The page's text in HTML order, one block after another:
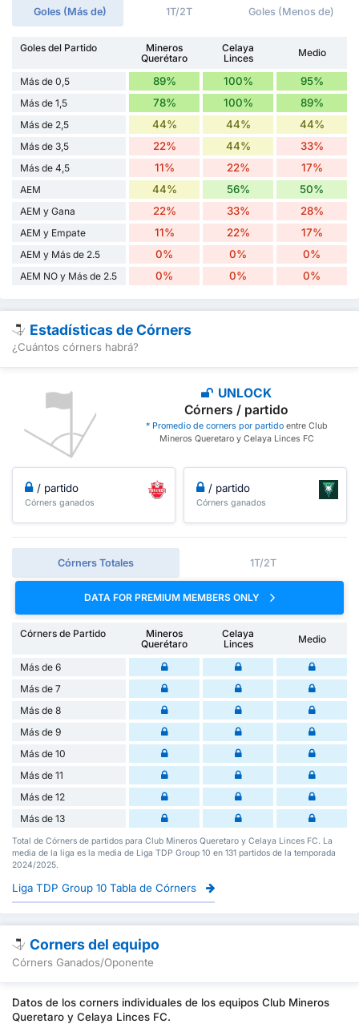
Goles (Más de) 1T/2T Goles (Menos de)
Goles del Partido
Mineros
Querétaro
Celaya
Linces
Medio
Más de 0,5 89% 100% 95%
Más de 1,5 78% 100% 89%
Más de 2,5 44% 44% 44%
Más de 3,5 22% 44% 33%
Más de 4,5 11% 22% 17%
AEM 44% 56% 50%
AEM y Gana 22% 33% 28%
AEM y Empate 11% 22% 17%
AEM y Más de 2.5 0% 0% 0%
AEM NO y Más de 2.5 0% 0% 0%
Estadísticas de Córners
¿Cuántos córners habrá?
UNLOCK
Córners / partido
* Promedio de corners por partidoentre Club
Mineros Queretaro y Celaya Linces FC
/ partido
Córners ganados
/ partido
Córners ganados
Córners Totales 1T/2T
DATA FOR PREMIUM MEMBERS ONLY
Córners de Partido
Mineros
Querétaro
Celaya
Linces
Medio
Más de 6
Más de 7
Más de 8
Más de 9
Más de 10
Más de 11
Más de 12
Más de 13
Total de Córners de partidos para Club Mineros Queretaro y Celaya Linces FC. La
media de la liga es la media de Liga TDP Group 10 en 131 partidos de la temporada
2024/2025.
Liga TDP Group 10 Tabla de Córners
Corners del equipo
Córners Ganados/Oponente
Datos de los corners individuales de los equipos Club Mineros
Queretaro y Celaya Linces FC.